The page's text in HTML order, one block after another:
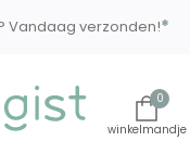
Vandaag verzonden!*
0